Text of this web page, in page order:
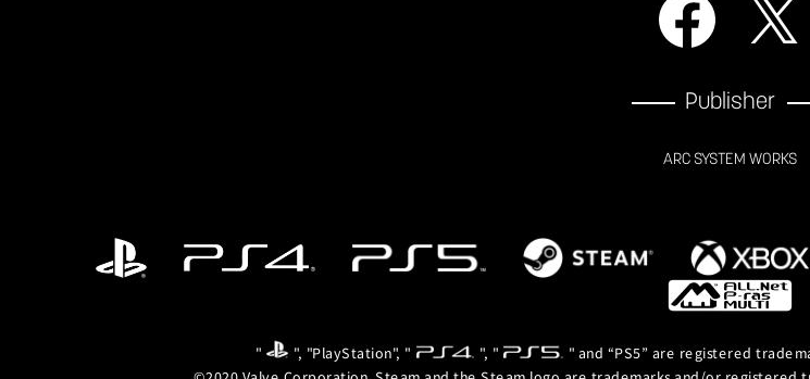
Publisher
ARC SYSTEM WORKS
" ", "PlayStation", " ", " " and “PS5” are registered